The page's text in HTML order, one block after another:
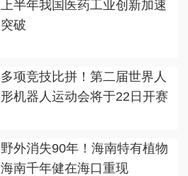
上半年我国医药工业创新加速
突破
多项竞技比拼！第二届世界人
形机器人运动会将于22日开赛
野外消失90年！海南特有植物
海南千年健在海口重现